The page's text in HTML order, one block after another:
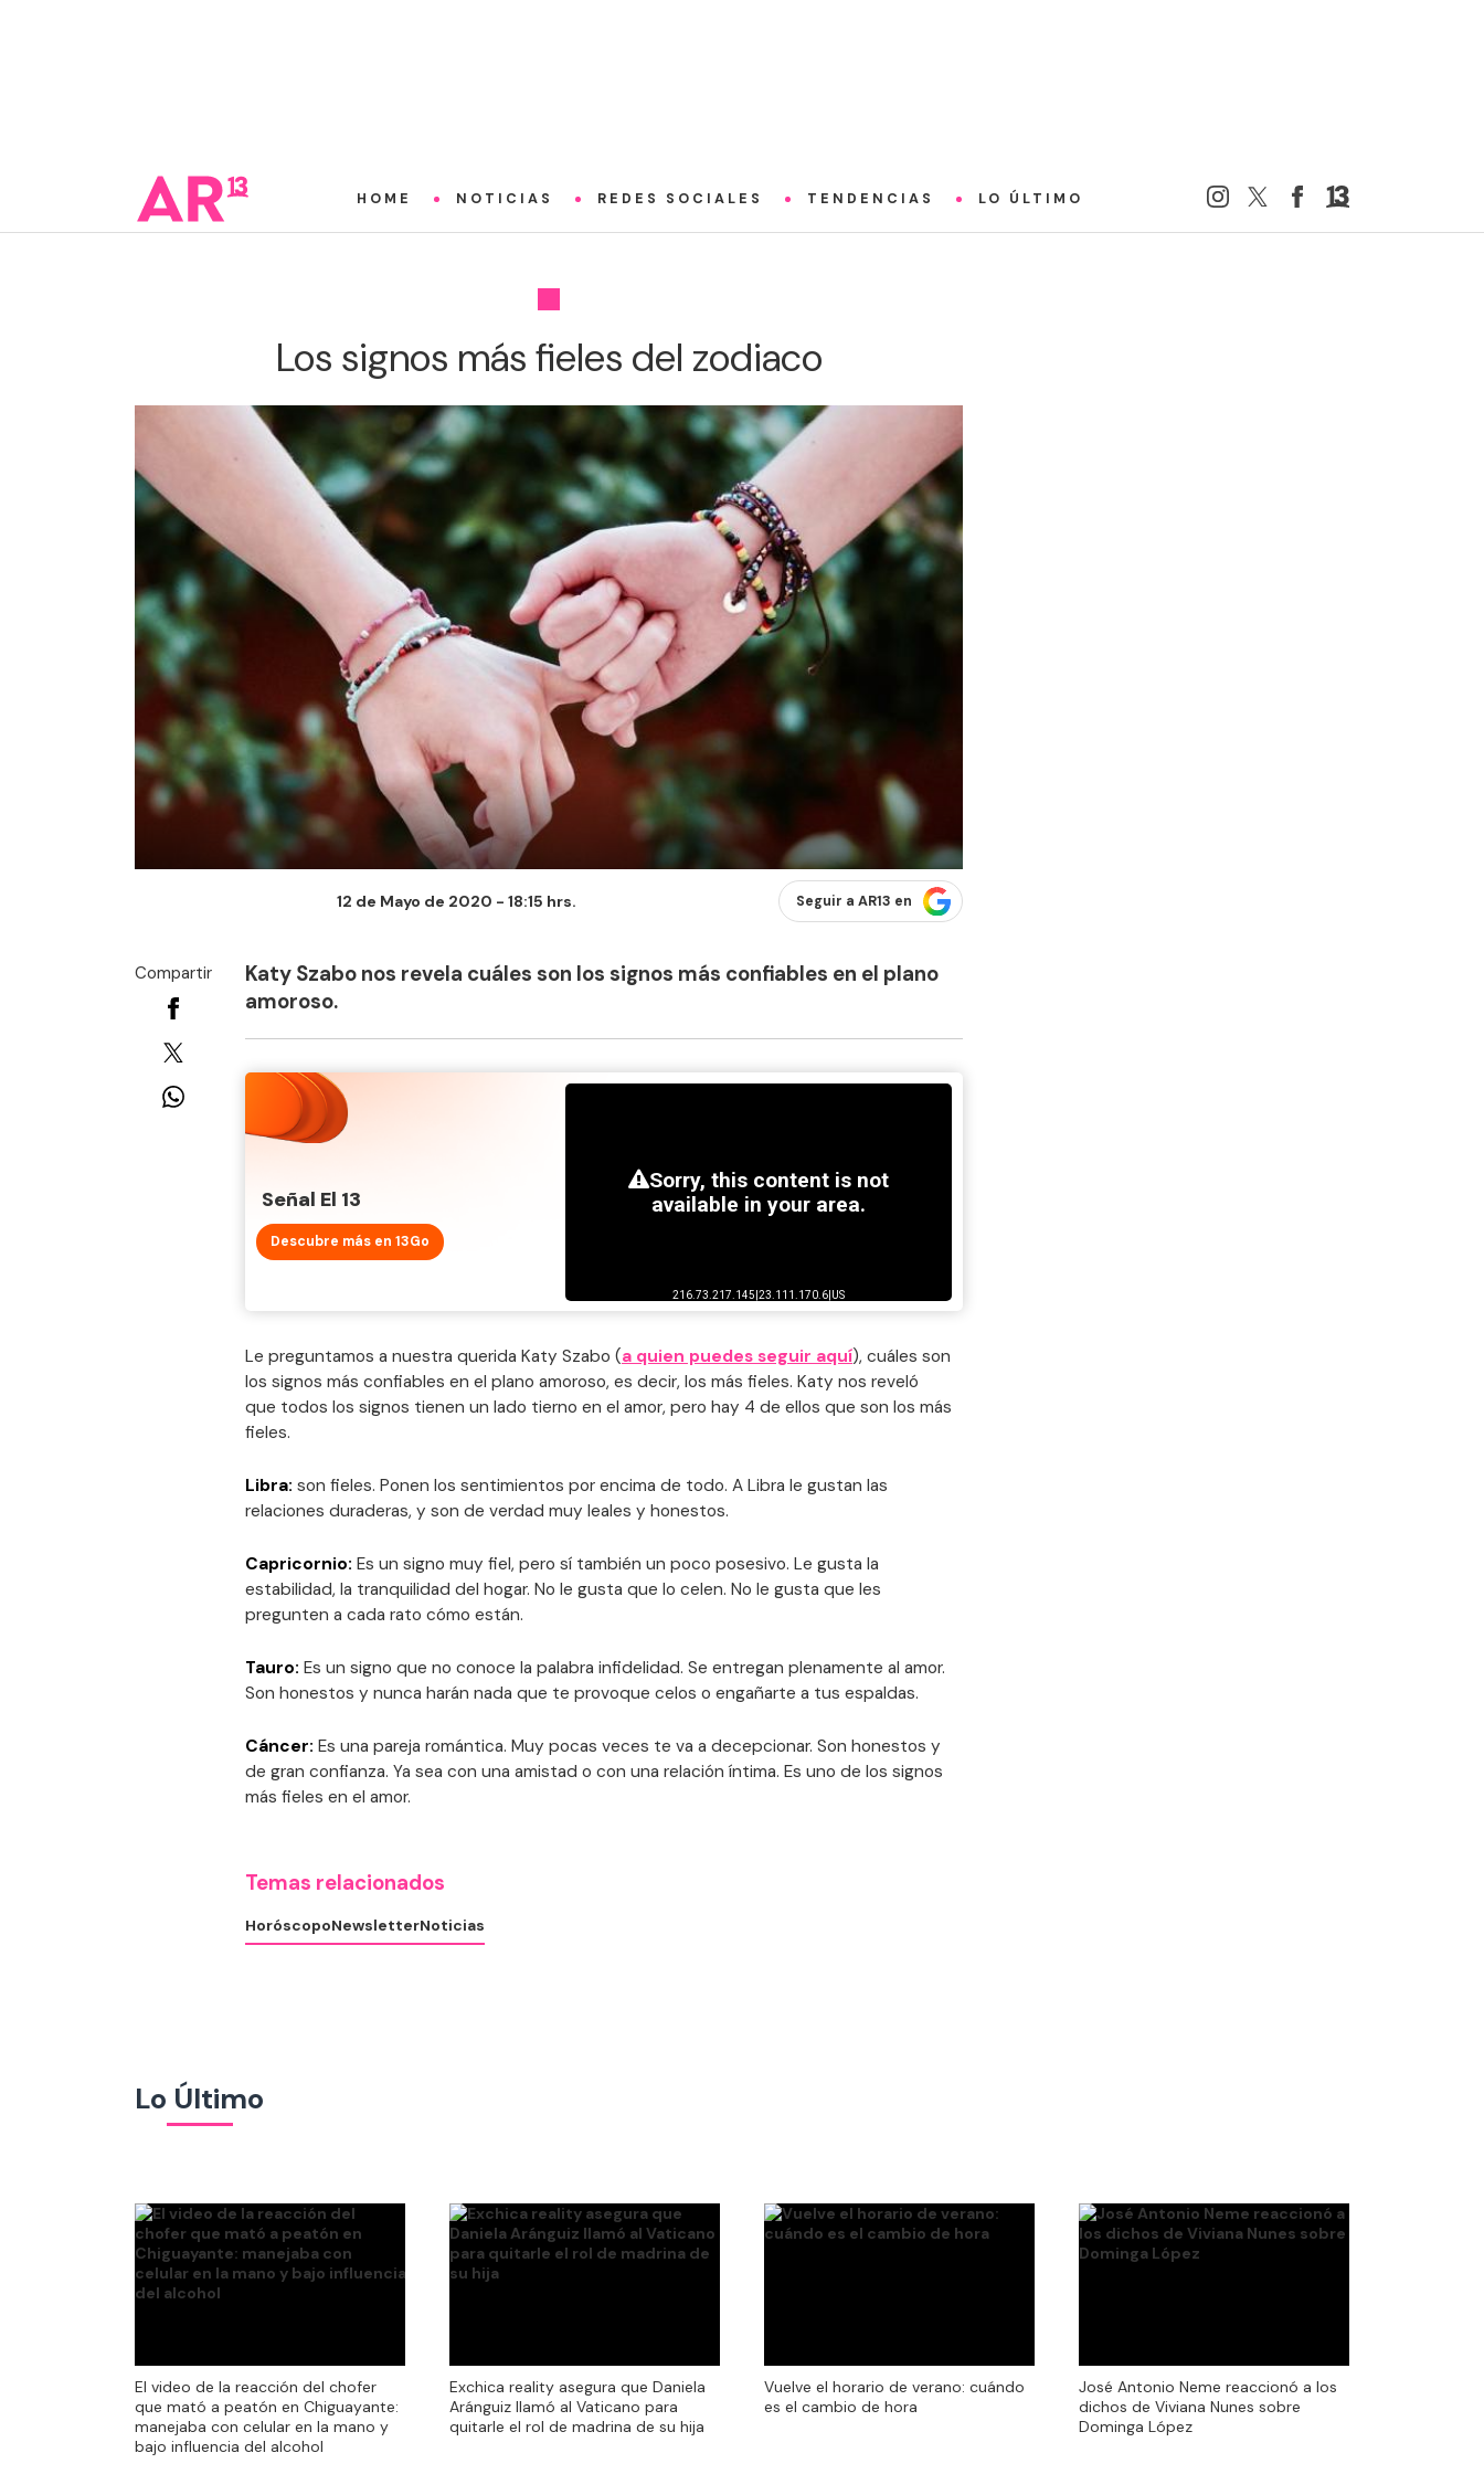
HOME NOTICIAS REDES SOCIALES TENDENCIAS LO ÚLTIMO
Los signos más fieles del zodiaco
12 de Mayo de 2020 - 18:15 hrs. Seguir a AR13 en
Compartir
Katy Szabo nos revela cuáles son los signos más confiables en el plano
amoroso.
Señal El 13
Descubre más en 13Go
Le preguntamos a nuestra querida Katy Szabo (a quien puedes seguir aquí), cuáles son
los signos más confiables en el plano amoroso, es decir, los más fieles. Katy nos reveló
que todos los signos tienen un lado tierno en el amor, pero hay 4 de ellos que son los más
fieles.
Libra: son fieles. Ponen los sentimientos por encima de todo. A Libra le gustan las
relaciones duraderas, y son de verdad muy leales y honestos.
Capricornio: Es un signo muy fiel, pero sí también un poco posesivo. Le gusta la
estabilidad, la tranquilidad del hogar. No le gusta que lo celen. No le gusta que les
pregunten a cada rato cómo están.
Tauro: Es un signo que no conoce la palabra infidelidad. Se entregan plenamente al amor.
Son honestos y nunca harán nada que te provoque celos o engañarte a tus espaldas.
Cáncer: Es una pareja romántica. Muy pocas veces te va a decepcionar. Son honestos y
de gran confianza. Ya sea con una amistad o con una relación íntima. Es uno de los signos
más fieles en el amor.
Temas relacionados
HoróscopoNewsletterNoticias
Lo Último
que mató a peatón en Chiguayante:
manejaba con celular en la mano y
bajo influencia del alcohol
El video de la reacción del chofer
que mató a peatón en Chiguayante:
manejaba con celular en la mano y
bajo influencia del alcohol
Exchica reality asegura que Daniela
Aránguiz llamó al Vaticano para
quitarle el rol de madrina de su hija
Vuelve el horario de verano: cuándo
es el cambio de hora
José Antonio Neme reaccionó a los
dichos de Viviana Nunes sobre
Dominga López